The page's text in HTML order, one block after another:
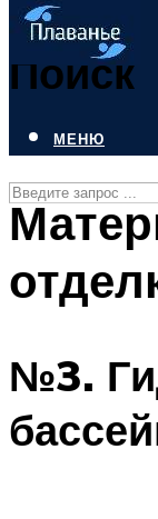
Поиск
СТИЛИ
ПЛАВАНЬЕ
ОЧИСТКА
МЕНЮ
№3.